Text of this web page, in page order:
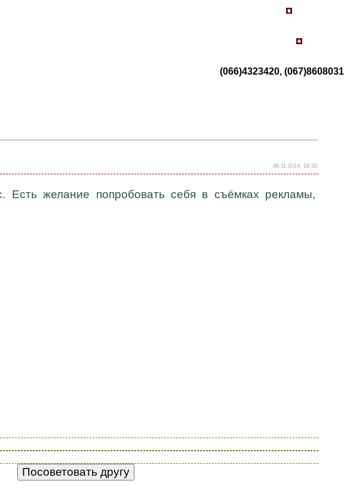
(066)4323420, (067)8608031
08.11.2014, 18:30
желание попробовать себя в съёмках рекламы,